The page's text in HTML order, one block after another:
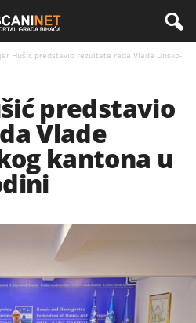
Hušić predstavio rezultate rada Vlade Unsko-
predstavio
Vlade
kantona u